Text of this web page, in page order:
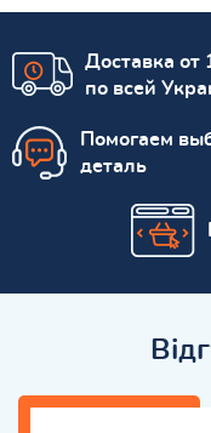
Доставка от
по всей
Помогаем
деталь